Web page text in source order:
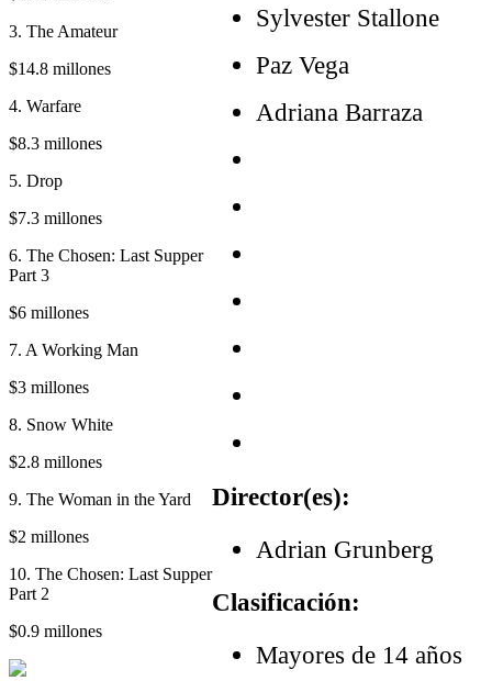
3. The Amateur
$14.8 millones
4. Warfare
$8.3 millones
5. Drop
$7.3 millones
6. The Chosen: Last Supper
Part 3
$6 millones
7. A Working Man
$3 millones
8. Snow White
$2.8 millones
9. The Woman in the Yard
$2 millones
10. The Chosen: Last Supper
Part 2
$0.9 millones
Sylvester Stallone
Paz Vega
Adriana Barraza
Director(es):
Adrian Grunberg
Clasificación:
Mayores de 14 años